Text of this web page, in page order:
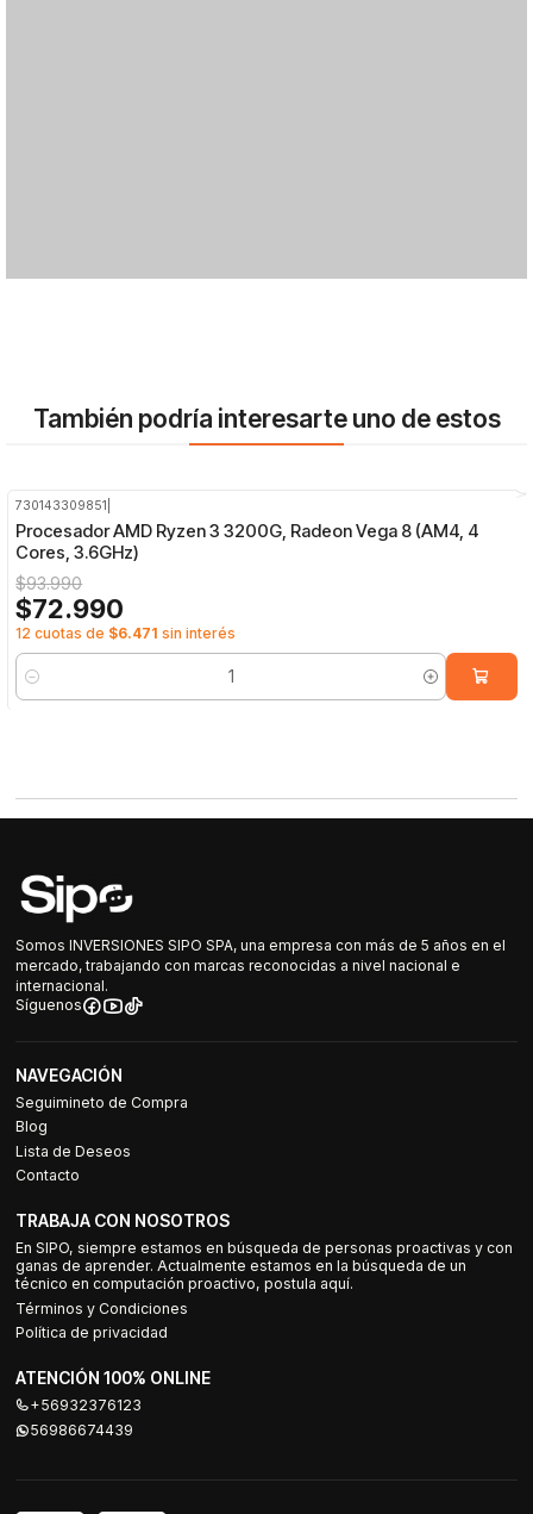
También podría interesarte uno de estos
730143309851
Procesador AMD Ryzen 3 3200G, Radeon Vega 8 (AM4, 4
Cores, 3.6GHz)
$93.990
$72.990
12 cuotas de $6.471 sin interés
Cantidad
Somos INVERSIONES SIPO SPA, una empresa con más de 5 años en el
mercado, trabajando con marcas reconocidas a nivel nacional e
internacional.
Síguenos
NAVEGACIÓN
Seguimineto de Compra
Blog
Lista de Deseos
Contacto
TRABAJA CON NOSOTROS
En SIPO, siempre estamos en búsqueda de personas proactivas y con
ganas de aprender. Actualmente estamos en la búsqueda de un
técnico en computación proactivo, postula aquí.
Términos y Condiciones
Política de privacidad
ATENCIÓN 100% ONLINE
+56932376123
56986674439